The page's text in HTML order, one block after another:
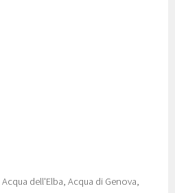
dell'Elba, Acqua di Genova,